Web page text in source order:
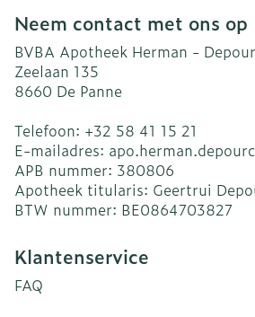
Neem contact met ons op
BVBA Apotheek Herman -
Zeelaan 135
8660 De Panne
Telefoon: +32 58 41 15 21
E-mailadres:
APB nummer: 380806
Apotheek titularis: Geertrui
BTW nummer: BE0864703827
Klantenservice
FAQ